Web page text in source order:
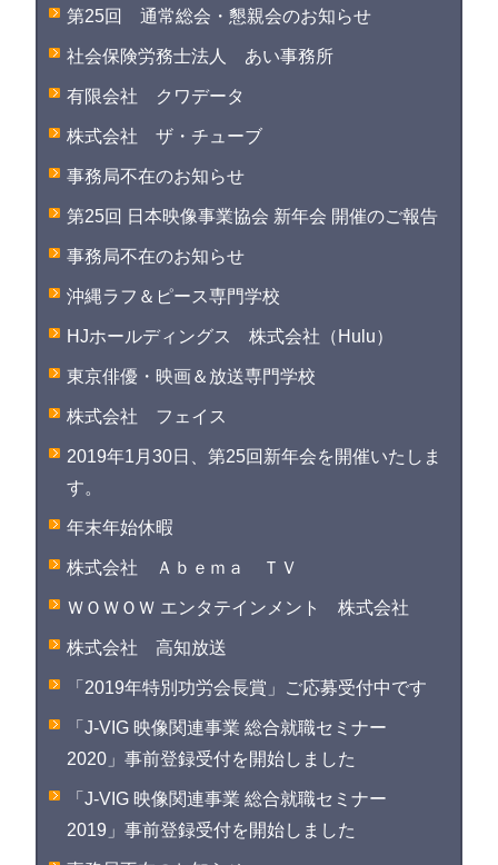
第25回 通常総会・懇親会のお知らせ
社会保険労務士法人 あい事務所
有限会社 クワデータ
株式会社 ザ・チューブ
事務局不在のお知らせ
第25回 日本映像事業協会 新年会 開催のご報告
事務局不在のお知らせ
沖縄ラフ＆ピース専門学校
HJホールディングス 株式会社（Hulu）
東京俳優・映画＆放送専門学校
株式会社 フェイス
2019年1月30日、第25回新年会を開催いたしま
す。
年末年始休暇
株式会社 Ａｂｅｍａ ＴＶ
ＷＯＷＯＷ エンタテインメント 株式会社
株式会社 高知放送
「2019年特別功労会長賞」ご応募受付中です
「J-VIG 映像関連事業 総合就職セミナー
2020」事前登録受付を開始しました
「J-VIG 映像関連事業 総合就職セミナー
2019」事前登録受付を開始しました